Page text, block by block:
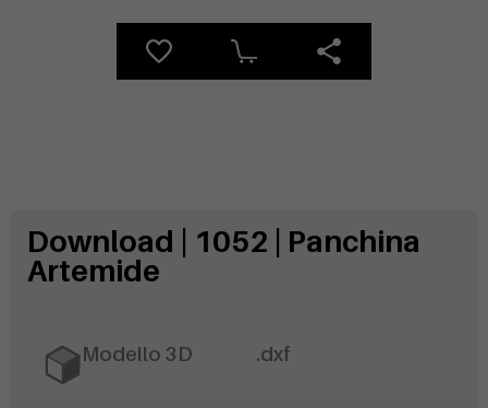
Download | 1052 | Panchina
Artemide
Modello 3D .dxf